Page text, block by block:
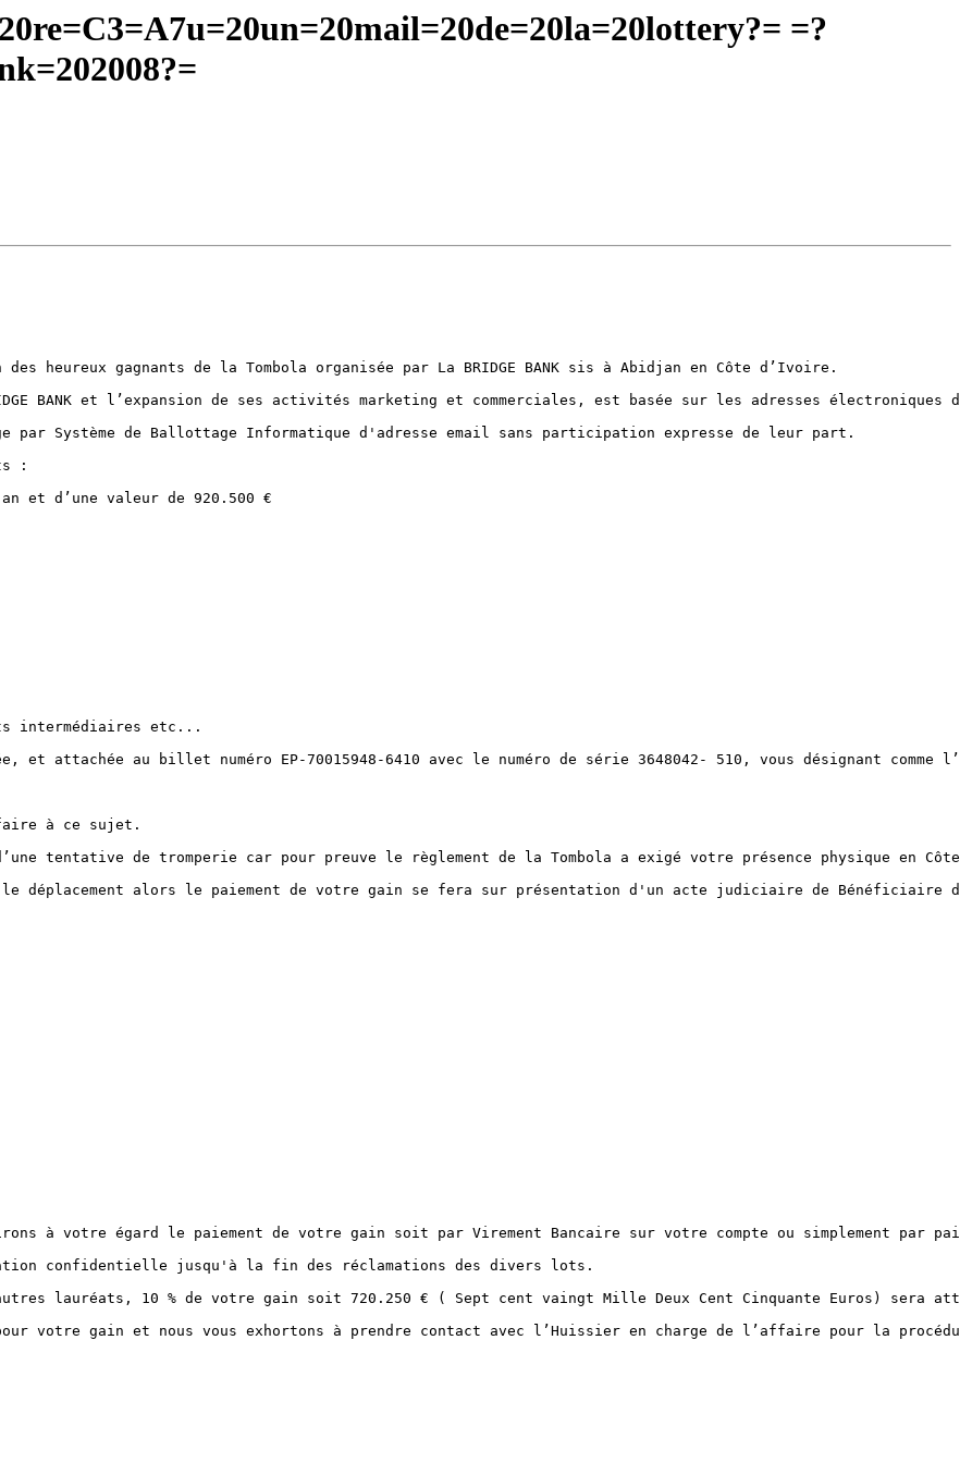
=?
heureux gagnants de la Tombola organisée par La BRIDGE BANK sis à Abidjan en Côte d’Ivoire.
BANK et l’expansion de ses activités marketing et commerciales, est basée sur les adresses
Système de Ballottage Informatique d'adresse email sans participation expresse de leur part.
:
et d’une valeur de 920.500 €
intermédiaires etc...
attachée au billet numéro EP-70015948-6410 avec le numéro de série 3648042- 510, vous désignant comme
à ce sujet.
tentative de tromperie car pour preuve le règlement de la Tombola a exigé votre présence physique en
alors le paiement de votre gain se fera sur présentation d'un acte judiciaire de Bénéficiaire
à votre égard le paiement de votre gain soit par Virement Bancaire sur votre compte ou simplement par
confidentielle jusqu'à la fin des réclamations des divers lots.
lauréats, 10 % de votre gain soit 720.250 € ( Sept cent vaingt Mille Deux Cent Cinquante Euros)
votre gain et nous vous exhortons à prendre contact avec l’Huissier en charge de l’affaire pour la